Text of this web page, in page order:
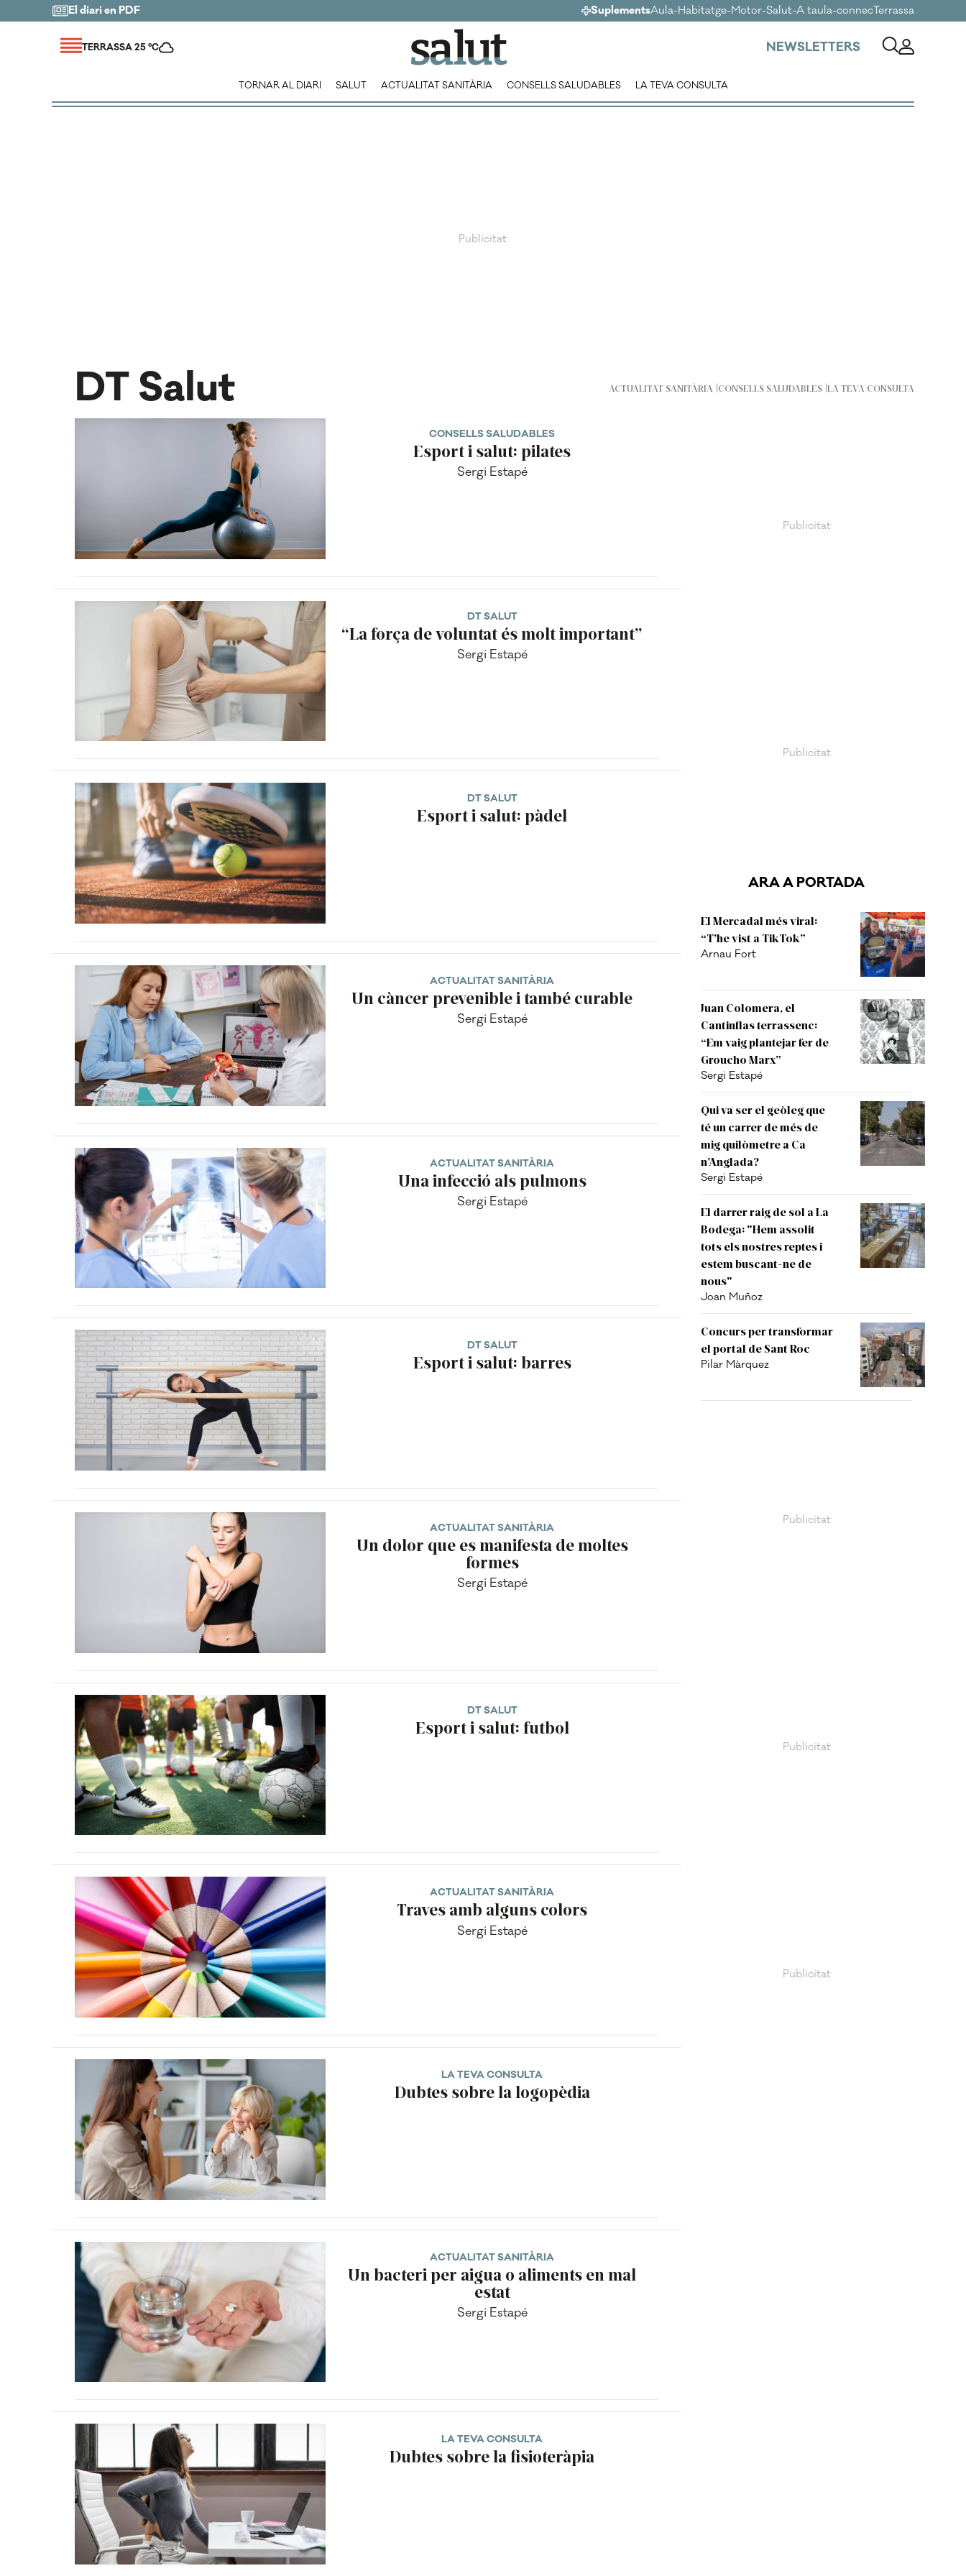
El diari en PDF SuplementsAula-Habitatge-Motor-Salut-A taula-connecTerrassa
TERRASSA 25 ºC NEWSLETTERS
TORNAR AL DIARI SALUT ACTUALITAT SANITÀRIA CONSELLS SALUDABLES LA TEVA CONSULTA
DT Salut ACTUALITAT SANITÀRIA CONSELLS SALUDABLES LA TEVA CONSULTA
CONSELLS SALUDABLES
Esport i salut: pilates
Sergi Estapé
DT SALUT
“La força de voluntat és molt important”
Sergi Estapé
DT SALUT
Esport i salut: pàdel
ACTUALITAT SANITÀRIA
Un càncer prevenible i també curable
Sergi Estapé
ACTUALITAT SANITÀRIA
Una infecció als pulmons
Sergi Estapé
DT SALUT
Esport i salut: barres
ACTUALITAT SANITÀRIA
Un dolor que es manifesta de moltes
formes
Sergi Estapé
DT SALUT
Esport i salut: futbol
ACTUALITAT SANITÀRIA
Traves amb alguns colors
Sergi Estapé
LA TEVA CONSULTA
Dubtes sobre la logopèdia
ACTUALITAT SANITÀRIA
Un bacteri per aigua o aliments en mal
estat
Sergi Estapé
LA TEVA CONSULTA
Dubtes sobre la fisioteràpia
ARA A PORTADA
El Mercadal més viral:
“T’he vist a TikTok”
Arnau Fort
Juan Colomera, el
Cantinflas terrassenc:
“Em vaig plantejar fer de
Groucho Marx”
Sergi Estapé
Qui va ser el geòleg que
té un carrer de més de
mig quilòmetre a Ca
n’Anglada?
Sergi Estapé
El darrer raig de sol a La
Bodega: "Hem assolit
tots els nostres reptes i
estem buscant-ne de
nous"
Joan Muñoz
Concurs per transformar
el portal de Sant Roc
Pilar Màrquez